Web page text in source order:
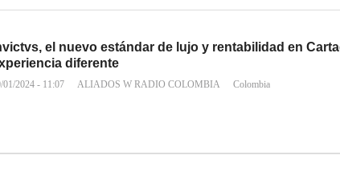
el nuevo estándar de lujo y rentabilidad en
diferente
01/2024 - 11:07 ALIADOS W RADIO COLOMBIA Colombia